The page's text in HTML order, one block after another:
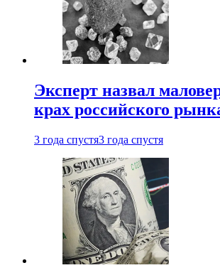
Эксперт назвал
крах российского
3 года спустя3 года спустя